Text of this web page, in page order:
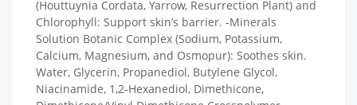
(Houttuynia Cordata, Yarrow, Resurrection Plant) and
Chlorophyll: Support skin’s barrier. -Minerals
Solution Botanic Complex (Sodium, Potassium,
Calcium, Magnesium, and Osmopur): Soothes skin.
Water, Glycerin, Propanediol, Butylene Glycol,
Niacinamide, 1,2-Hexanediol, Dimethicone,